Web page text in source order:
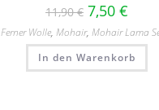
11,90€ 7,50 €
Ferner Wolle, Mohair, Mohair Lama
In den Warenkorb